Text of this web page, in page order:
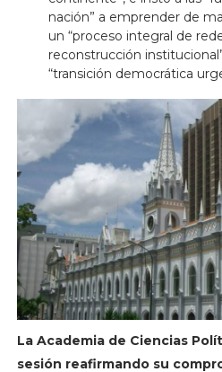
nación” a emprender de
un “proceso integral de
reconstrucción
“transición democrática
La Academia de Ciencias
sesión reafirmando su